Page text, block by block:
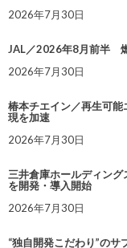
2026年7月30日
JAL／2026年8月前半
2026年7月30日
椿本チエイン／再生可
現を加速
2026年7月30日
三井倉庫ホールディング
を開発・導入開始
2026年7月30日
“独自開発こだわり”のサ